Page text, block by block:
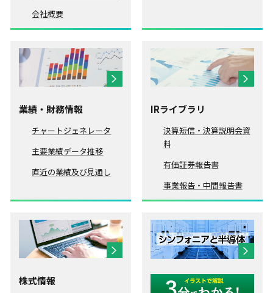
会社概要
業績・財務情報
チャートジェネレータ
主要業績データ推移
直近の業績及び見通し
IRライブラリ
決算短信・決算説明会資
料
有価証券報告書
事業報告・中間報告書
株式情報